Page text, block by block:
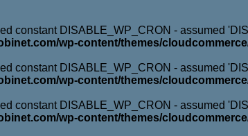
constant DISABLE_WP_CRON - assumed
wp-content/themes/
constant DISABLE_WP_CRON - assumed
wp-content/themes/
constant DISABLE_WP_CRON - assumed
wp-content/themes/